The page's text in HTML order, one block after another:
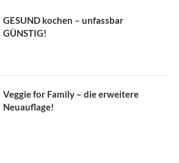
GESUND kochen – unfassbar
GÜNSTIG!
Veggie for Family – die erweitere
Neuauflage!